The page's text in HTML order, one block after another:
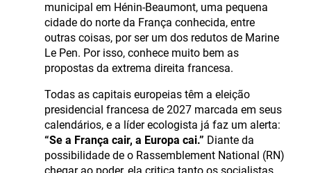
municipal em Hénin-Beaumont, uma pequena
cidade do norte da França conhecida, entre
outras coisas, por ser um dos redutos de Marine
Le Pen. Por isso, conhece muito bem as
propostas da extrema direita francesa.
Todas as capitais europeias têm a eleição
presidencial francesa de 2027 marcada em seus
calendários, e a líder ecologista já faz um alerta:
“Se a França cair, a Europa cai.” Diante da
possibilidade de o Rassemblement National (RN)